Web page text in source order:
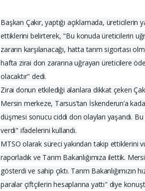
Başkan Çakır, yaptığı açıklamada, üreticilerin
ettiklerini belirterek, "Bu konuda üreticilerin
zararın karşılanacağı, hatta tarım sigortası
hafta zirai don zararına uğrayan üreticilere
olacaktır" dedi.
Zirai donun etkilediği alanlara dikkat çeken
Mersin merkeze, Tarsus’tan İskenderun’a
düşmesi sonucu ciddi don olayları yaşandı.
verdi" ifadelerini kullandı.
MTSO olarak süreci yakından takip ettiklerini
raporladık ve Tarım Bakanlığımıza ilettik.
gösterdi ve sahip çıktı. Tarım
paralar çiftçilerin hesaplarına yattı" diye